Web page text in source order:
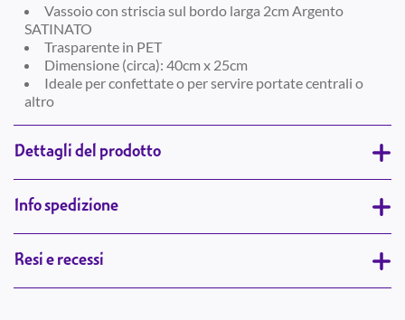
Vassoio con striscia sul bordo larga 2cm Argento
SATINATO
Trasparente in PET
Dimensione (circa): 40cm x 25cm
Ideale per confettate o per servire portate centrali o
altro
Dettagli del prodotto
Info spedizione
Resi e recessi